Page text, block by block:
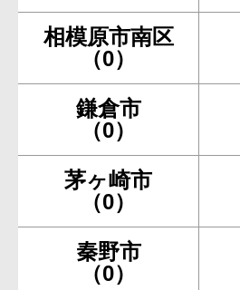
相模原市南区
（0）
鎌倉市
（0）
茅ヶ崎市
（0）
秦野市
（0）